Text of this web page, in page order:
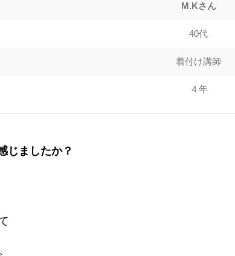
M.Kさん
40代
着付け講師
４年
じましたか？